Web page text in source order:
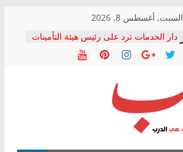
السبت, أغسطس 8, 2026
دار الخدمات ترد على رئيس هيئة التأمينات
بعد مؤتمره الصحفي: إنكار الأزمة لا ينهي
معاناة أصحاب المعاشات.. ونطالب بكشف
فرحات سليمان يكتب: القطاع الصحي إلى
أين؟
حزب التحالف الشعبي يطلق لجنة “الحق
في الصحة” بالإسكندرية لرصد الانتهاكات
ودعم المرضى